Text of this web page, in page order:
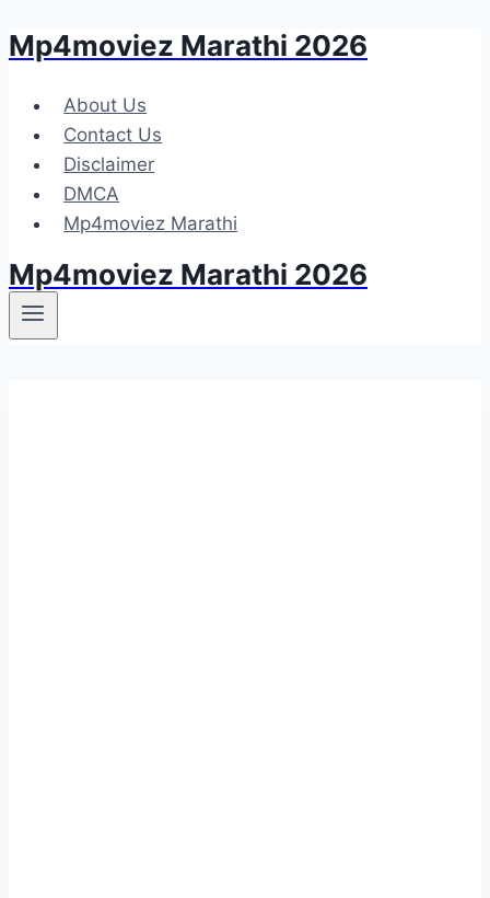
Skip
content
Mp4moviez Marathi 2026
About Us
Contact Us
Disclaimer
DMCA
Mp4moviez Marathi
Mp4moviez Marathi 2026